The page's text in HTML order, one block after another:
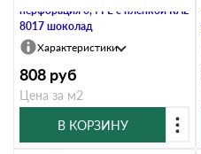
перфорация 0,4 PE с пленкой RAL
8017 шоколад
Характеристики
808 руб
Цена за м2
В КОРЗИНУ